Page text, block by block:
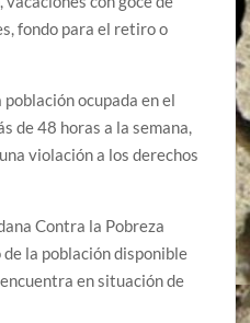
fondo para el retiro o
ocupada en el
de 48 horas a la semana,
violación a los derechos
Contra la Pobreza
la población disponible
en situación de